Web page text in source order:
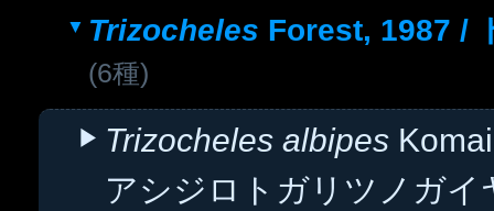
Trizocheles Forest, 1987 /
(6種)
Trizocheles albipes
アシジロトガリツノガイ